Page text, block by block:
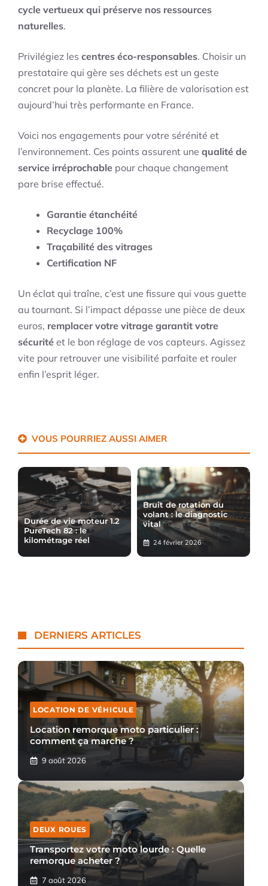
cycle vertueux qui préserve nos ressources
naturelles.
Privilégiez les centres éco-responsables. Choisir un
prestataire qui gère ses déchets est un geste
concret pour la planète. La filière de valorisation est
aujourd’hui très performante en France.
Voici nos engagements pour votre sérénité et
l’environnement. Ces points assurent une qualité de
service irréprochable pour chaque changement
pare brise effectué.
Garantie étanchéité
Recyclage 100%
Traçabilité des vitrages
Certification NF
Un éclat qui traîne, c’est une fissure qui vous guette
au tournant. Si l’impact dépasse une pièce de deux
euros, remplacer votre vitrage garantit votre
sécurité et le bon réglage de vos capteurs. Agissez
vite pour retrouver une visibilité parfaite et rouler
enfin l’esprit léger.
VOUS POURRIEZ AUSSI AIMER
Durée de vie moteur 1.2
PureTech 82 : le
kilométrage réel
Bruit de rotation du
volant : le diagnostic
vital
24 février 2026
DERNIERS ARTICLES
LOCATION DE VÉHICULE
Location remorque moto particulier :
comment ça marche ?
9 août 2026
DEUX ROUES
Transportez votre moto lourde : Quelle
remorque acheter ?
7 août 2026